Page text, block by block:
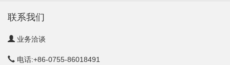
联系我们
业务洽谈
电话:+86-0755-86018491